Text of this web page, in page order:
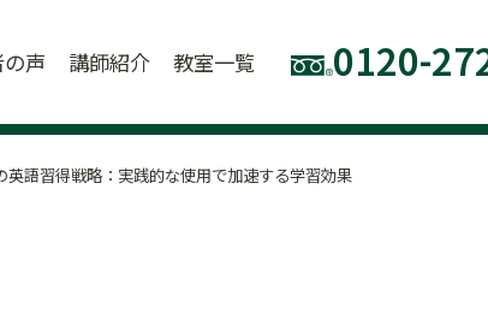
声 講師紹介 教室一覧 0120-
英語習得戦略：実践的な使用で加速する学習効果